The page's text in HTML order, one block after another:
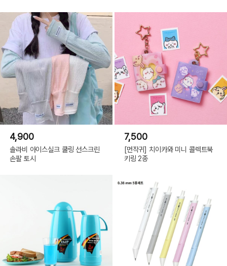
4,900
솔라비 아이스실크 쿨링 선스크린
손팔 토시
7,500
[먼작귀] 치이카와 미니 콜렉트북
키링 2종